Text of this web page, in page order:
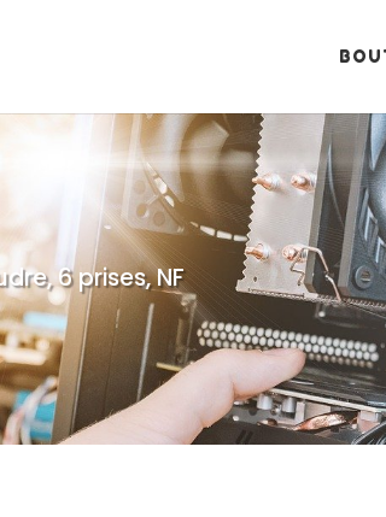
6 prises, NF